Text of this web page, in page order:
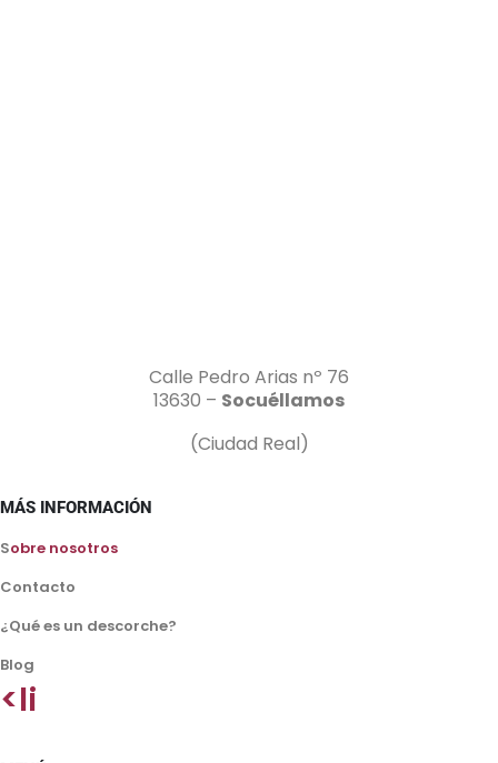
Calle Pedro Arias nº 76
13630 – Socuéllamos
(Ciudad Real)
MÁS INFORMACIÓN
Sobre nosotros
Contacto
¿Qué es un descorche?
Blog
<li